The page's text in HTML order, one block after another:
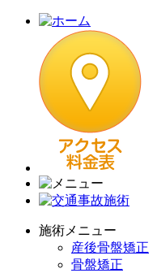
施術メニュー
産後骨盤矯正
骨盤矯正